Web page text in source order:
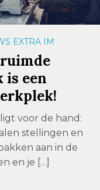
EXTRA IM
is een
voor de hand:
stellingen en
aan in de
en je […]